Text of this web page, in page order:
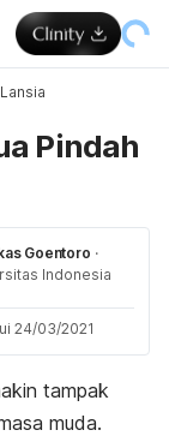
Pindah
Goentoro ·
Indonesia
24/03/2021
tampak
muda.